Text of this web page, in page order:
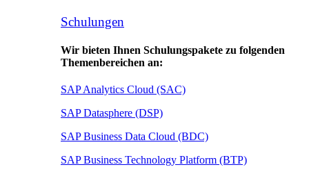
Schulungen
Wir bieten Ihnen Schulungspakete zu folgenden
Themenbereichen an:
SAP Analytics Cloud (SAC)
SAP Datasphere (DSP)
SAP Business Data Cloud (BDC)
SAP Business Technology Platform (BTP)